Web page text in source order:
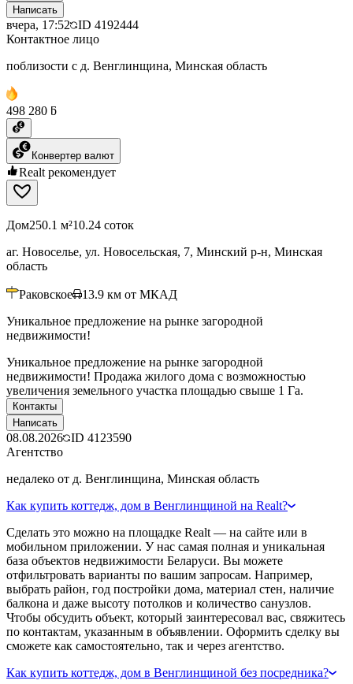
Написать
вчера, 17:52 ID 4192444
Контактное лицо
поблизости с д. Венглинщина, Минская область
498 280 ƃ
Конвертер валют
Realt рекомендует
Дом250.1 м²10.24 соток
аг. Новоселье, ул. Новосельская, 7, Минский р-н, Минская
область
Раковское 13.9 км от МКАД
Уникальное предложение на рынке загородной
недвижимости!
Уникальное предложение на рынке загородной
недвижимости! Продажа жилого дома с возможностью
увеличения земельного участка площадью свыше 1 Га.
Контакты
Написать
08.08.2026 ID 4123590
Агентство
недалеко от д. Венглинщина, Минская область
Как купить коттедж, дом в Венглинщиной на Realt?
Сделать это можно на площадке Realt — на сайте или в
мобильном приложении. У нас самая полная и уникальная
база объектов недвижимости Беларуси. Вы можете
отфильтровать варианты по вашим запросам. Например,
выбрать район, год постройки дома, материал стен, наличие
балкона и даже высоту потолков и количество санузлов.
Чтобы обсудить объект, который заинтересовал вас, свяжитесь
по контактам, указанным в объявлении. Оформить сделку вы
сможете как самостоятельно, так и через агентство.
Как купить коттедж, дом в Венглинщиной без посредника?